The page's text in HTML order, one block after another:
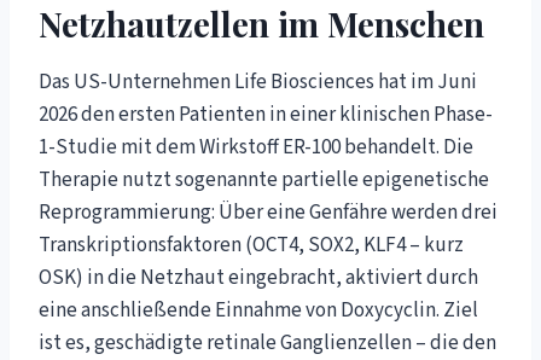
Netzhautzellen im Menschen
Das US-Unternehmen Life Biosciences hat im Juni
2026 den ersten Patienten in einer klinischen Phase-
1-Studie mit dem Wirkstoff ER-100 behandelt. Die
Therapie nutzt sogenannte partielle epigenetische
Reprogrammierung: Über eine Genfähre werden drei
Transkriptionsfaktoren (OCT4, SOX2, KLF4 – kurz
OSK) in die Netzhaut eingebracht, aktiviert durch
eine anschließende Einnahme von Doxycyclin. Ziel
ist es, geschädigte retinale Ganglienzellen – die den